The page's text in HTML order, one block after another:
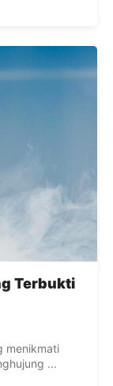
Terbukti
menikmati
...